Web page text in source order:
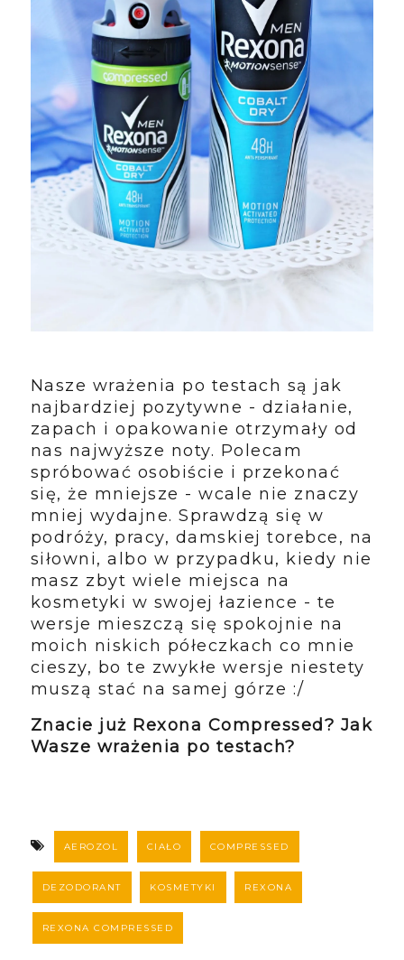
Nasze wrażenia po testach są jak
najbardziej pozytywne - działanie,
zapach i opakowanie otrzymały od
nas najwyższe noty. Polecam
spróbować osobiście i przekonać
się, że mniejsze - wcale nie znaczy
mniej wydajne. Sprawdzą się w
podróży, pracy, damskiej torebce, na
siłowni, albo w przypadku, kiedy nie
masz zbyt wiele miejsca na
kosmetyki w swojej łazience - te
wersje mieszczą się spokojnie na
moich niskich półeczkach co mnie
cieszy, bo te zwykłe wersje niestety
muszą stać na samej górze :/
Znacie już Rexona Compressed? Jak
Wasze wrażenia po testach?
AEROZOL CIAŁO COMPRESSED
DEZODORANT KOSMETYKI REXONA
REXONA COMPRESSED